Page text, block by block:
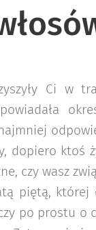
Ci w
dopiero ktoś
czy wasz
piętą, której
po prostu o